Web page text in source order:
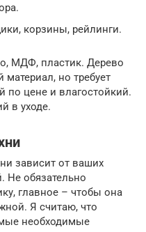
корзины, рейлинги.
МДФ, пластик. Дерево
но требует
цене и влагостойкий.
в уходе.
зависит от ваших
Не обязательно
главное – чтобы она
Я считаю, что
необходимые